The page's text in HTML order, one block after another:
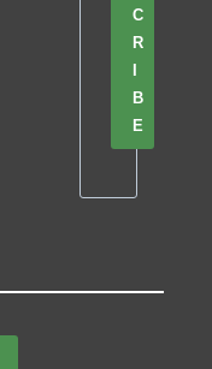
C
R
B
E